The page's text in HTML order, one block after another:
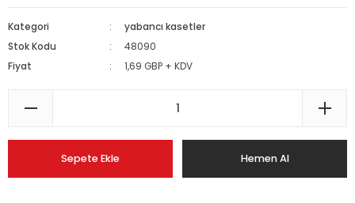
Kategori
yabancı kasetler
Stok Kodu
48090
Fiyat
1,69 GBP + KDV
Sepete Ekle Hemen Al